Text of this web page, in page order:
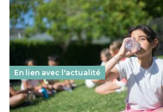
En lien avec l'actualité
Les décisions ministérielles